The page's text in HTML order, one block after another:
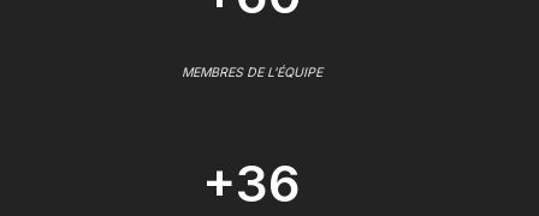
MEMBRES DE L'ÉQUIPE
+36